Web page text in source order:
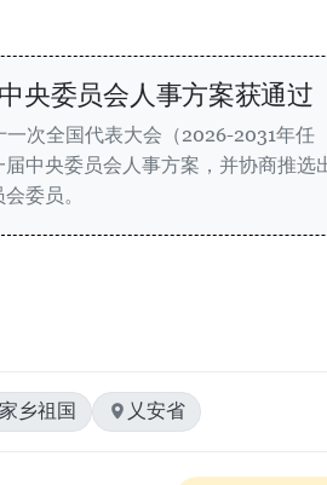
央委员会人事方案获通过
次全国代表大会（2026-2031年任
中央委员会人事方案，并协商推选
委员。
乡祖国 乂安省